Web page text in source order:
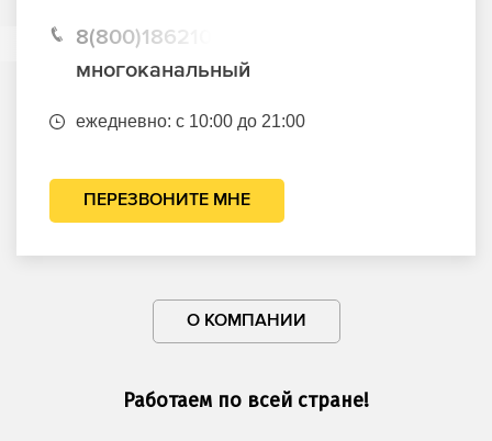
8(800)1862102
многоканальный
ежедневно: с 10:00 до 21:00
ПЕРЕЗВОНИТЕ МНЕ
О КОМПАНИИ
Работаем по всей стране!